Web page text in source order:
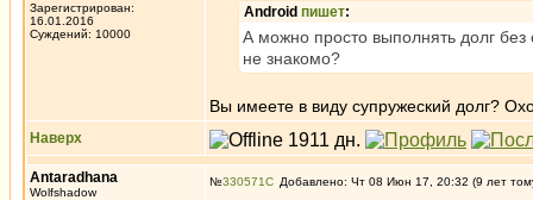
Зарегистрирован:
16.01.2016
Суждений: 10000
Android пишет:
А можно просто выполнять долг без
не знакомо?
Вы имеете в виду супружеский долг?
Наверх
Antaradhana
Wolfshadow
№330571 Добавлено: Чт 08 Июн 17, 20:32 (9 лет